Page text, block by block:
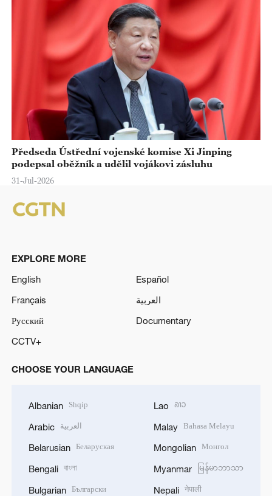
Předseda Ústřední vojenské komise Xi Jinping
podepsal oběžník a udělil vojákovi zásluhu
31-Jul-2026
EXPLORE MORE
English
Español
Français
العربية
Русский
Documentary
CCTV+
CHOOSE YOUR LANGUAGE
Albanian Shqip
Arabic العربية
Belarusian Беларуская
Bengali বাংলা
Bulgarian Български
Lao ລາວ
Malay Bahasa Melayu
Mongolian Монгол
Myanmar မြန်မာဘာသာ
Nepali नेपाली